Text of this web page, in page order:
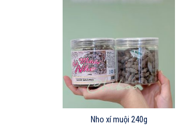
Nho xí muội 240g